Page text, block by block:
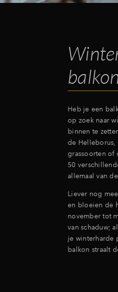
Heb je een
op zoek naar
binnen te
de
grassoorten of
50
allemaal van
Liever nog
en bloeien de
november tot
van schaduw;
je winterharde
balkon straalt